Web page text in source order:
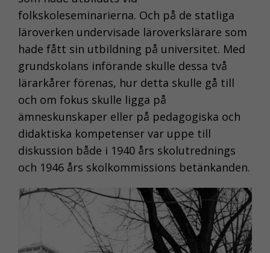
folkskoleseminarierna. Och på de statliga
läroverken undervisade läroverkslärare som
hade fått sin utbildning på universitet. Med
grundskolans införande skulle dessa två
lärarkårer förenas, hur detta skulle gå till
och om fokus skulle ligga på
ämneskunskaper eller på pedagogiska och
didaktiska kompetenser var uppe till
diskussion både i 1940 års skolutrednings
och 1946 års skolkommissions betänkanden.